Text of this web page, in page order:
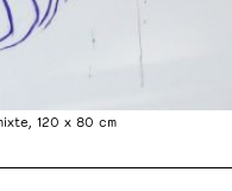
120 x 80 cm